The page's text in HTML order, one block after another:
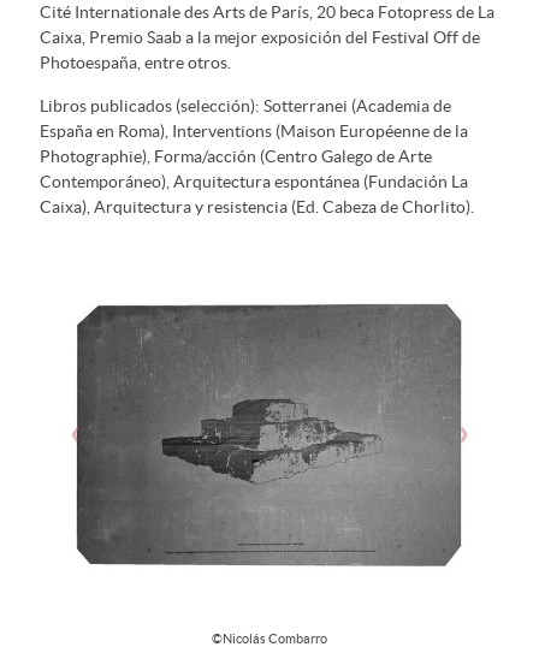
Cité Internationale des Arts de París, 20 beca Fotopress de La
Caixa, Premio Saab a la mejor exposición del Festival Off de
Photoespaña, entre otros.
Libros publicados (selección): Sotterranei (Academia de
España en Roma), Interventions (Maison Européenne de la
Photographie), Forma/acción (Centro Galego de Arte
Contemporáneo), Arquitectura espontánea (Fundación La
Caixa), Arquitectura y resistencia (Ed. Cabeza de Chorlito).
©Nicolás Combarro